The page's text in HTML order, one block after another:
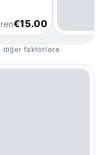
€15.00
diğer faktörlere